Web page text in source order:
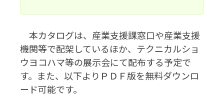
本カタログは、産業支援課窓口や産業支援
機関等で配架しているほか、テクニカルショ
ウヨコハマ等の展示会にて配布する予定で
す。また、以下よりＰＤＦ版を無料ダウンロ
ード可能です。